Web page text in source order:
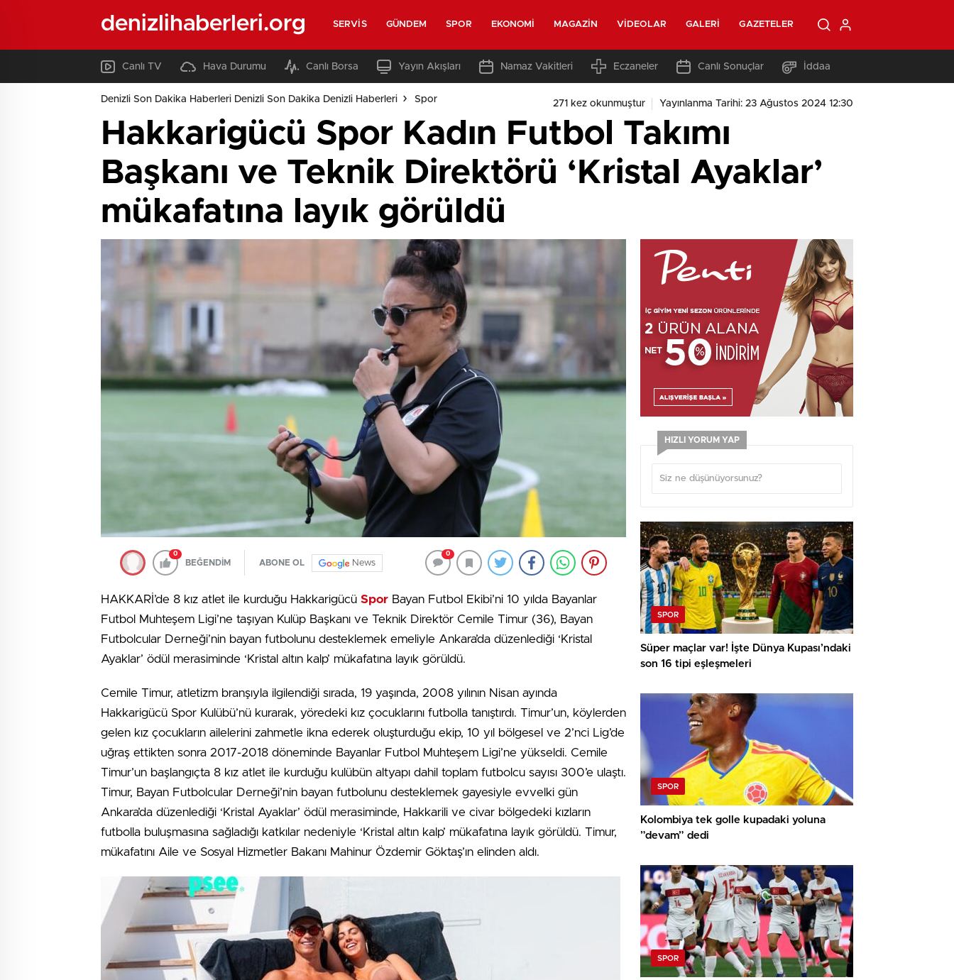
denizlihaberleri.org SERVIS GÜNDEM SPOR EKONOMI MAGAZIN VIDEOLAR GALERI GAZETELER
Canlı TV Hava Durumu Canlı Borsa Yayın Akışları Namaz Vakitleri Eczaneler Canlı Sonuçlar İddaa
Denizli Son Dakika Haberleri Denizli Son Dakika Denizli Haberleri Spor 271 kez okunmuştur Yayınlanma Tarihi: 23 Ağustos 2024 12:30
Hakkarigücü Spor Kadın Futbol Takımı
Başkanı ve Teknik Direktörü ‘Kristal Ayaklar’
mükafatına layık görüldü
0
BEĞENDİM ABONE OL News
0
HAKKARİ’de 8 kız atlet ile kurduğu Hakkarigücü Spor Bayan Futbol Ekibi’ni 10 yılda Bayanlar
Futbol Muhteşem Ligi’ne taşıyan Kulüp Başkanı ve Teknik Direktör Cemile Timur (36), Bayan
Futbolcular Derneği’nin bayan futbolunu desteklemek emeliyle Ankara’da düzenlediği ‘Kristal
Ayaklar’ ödül merasiminde ‘Kristal altın kalp’ mükafatına layık görüldü.
Cemile Timur, atletizm branşıyla ilgilendiği sırada, 19 yaşında, 2008 yılının Nisan ayında
Hakkarigücü Spor Kulübü’nü kurarak, yöredeki kız çocuklarını futbolla tanıştırdı. Timur’un, köylerden
gelen kız çocukların ailelerini zahmetle ikna ederek oluşturduğu ekip, 10 yıl bölgesel ve 2’nci Lig’de
uğraş ettikten sonra 2017-2018 döneminde Bayanlar Futbol Muhteşem Ligi’ne yükseldi. Cemile
Timur’un başlangıçta 8 kız atlet ile kurduğu kulübün altyapı dahil toplam futbolcu sayısı 300’e ulaştı.
Timur, Bayan Futbolcular Derneği’nin bayan futbolunu desteklemek gayesiyle evvelki gün
Ankara’da düzenlediği ‘Kristal Ayaklar’ ödül merasiminde, Hakkarili ve civar bölgedeki kızların
futbolla buluşmasına sağladığı katkılar nedeniyle ‘Kristal altın kalp’ mükafatına layık görüldü. Timur,
mükafatını Aile ve Sosyal Hizmetler Bakanı Mahinur Özdemir Göktaş’ın elinden aldı.
HIZLI YORUM YAP
SPOR
Süper maçlar var! İşte Dünya Kupası’ndaki
son 16 tipi eşleşmeleri
SPOR
Kolombiya tek golle kupadaki yoluna
”devam” dedi
SPOR